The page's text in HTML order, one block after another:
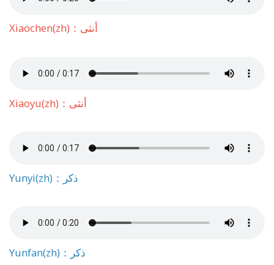
Xiaochen(zh)：أنثى
Xiaoyu(zh)：أنثى
Yunyi(zh)：ذكر
Yunfan(zh)：ذكر